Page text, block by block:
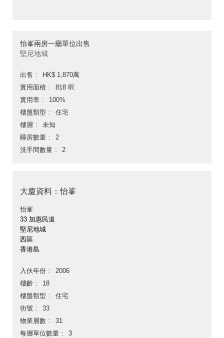
怡峯兩房一廳單位出售
堅尼地城
出售
HK$ 1,870萬
實用面積
818 呎
實用率
100%
樓盤類型
住宅
樓層
未知
睡房數量
2
洗手間數量
2
大廈資料：怡峯
怡峯
33 加惠民道
堅尼地城
西區
香港島
入伙年份
2006
樓齡
18
樓盤類型
住宅
街號
33
物業層數
31
每層單位數量
3